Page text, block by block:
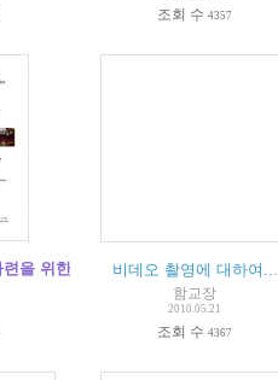
조회 수 4357
을 위한 합창 음악회 (1)
비데오 촬영에 대하여...
함교장
2010.05.21
조회 수 4367